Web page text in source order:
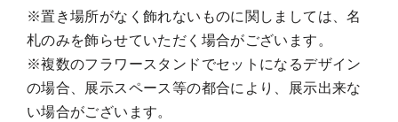
※置き場所がなく飾れないものに関しましては、名
札のみを飾らせていただく場合がございます。
※複数のフラワースタンドでセットになるデザイン
の場合、展示スペース等の都合により、展示出来な
い場合がございます。